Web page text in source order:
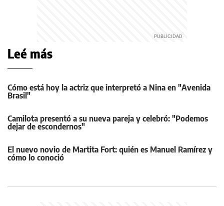
Leé más
Cómo está hoy la actriz que interpretó a Nina en "Avenida
Brasil"
Camilota presentó a su nueva pareja y celebró: "Podemos
dejar de escondernos"
El nuevo novio de Martita Fort: quién es Manuel Ramírez y
cómo lo conoció